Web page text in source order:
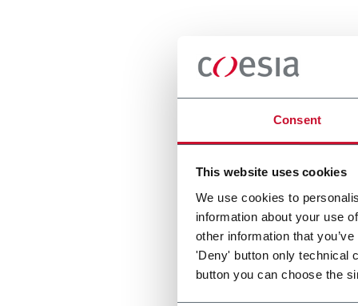
Consent
This website uses cookies
We use cookies to
information about your use
other information that
'Deny' button only technical
button you can choose the